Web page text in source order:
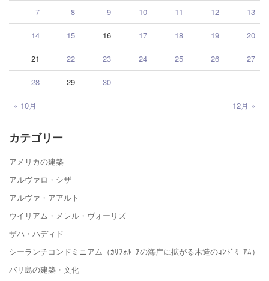
« 10月 12月 »
7 8 9 10 11 12 13
14 15 16 17 18 19 20
21 22 23 24 25 26 27
28 29 30
カテゴリー
アメリカの建築
アルヴァロ・シザ
アルヴァ・アアルト
ウイリアム・メレル・ヴォーリズ
ザハ・ハディド
シーランチコンドミニアム（ｶﾘﾌｫﾙﾆｱの海岸に拡がる木造のｺﾝﾄﾞﾐﾆｱﾑ）
バリ島の建築・文化